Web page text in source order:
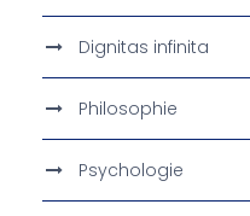
Dignitas infinita
Philosophie
Psychologie